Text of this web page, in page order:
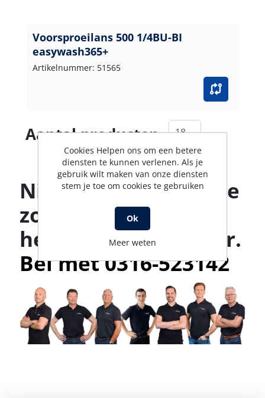
Voorsproeilans 500 1/4BU-BI
easywash365+
Artikelnummer: 51565
Aantal producten
Niet gevonden wat je
zoekt? Ons team
helpt je graag verder.
Bel met 0316-523142
Cookies Helpen ons om een betere
diensten te kunnen verlenen. Als je
gebruik wilt maken van onze diensten
stem je toe om cookies te gebruiken
Ok
Meer weten